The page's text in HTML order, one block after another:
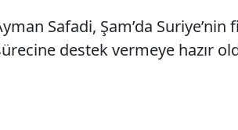
Safadi, Şam’da
destek vermeye hazır